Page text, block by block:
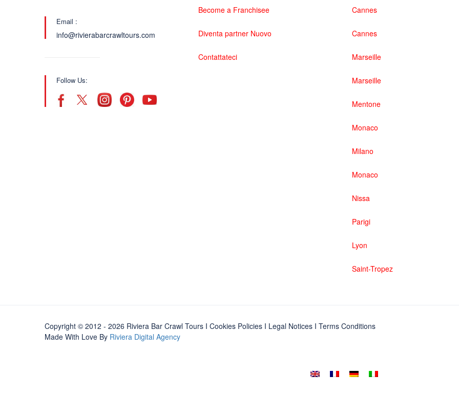
Email :
info@rivierabarcrawltours.com
Follow Us:
Become a Franchisee
Diventa partner Nuovo
Contattateci
Cannes
Cannes
Marseille
Marseille
Mentone
Monaco
Milano
Monaco
Nissa
Parigi
Lyon
Saint-Tropez
Copyright © 2012 - 2026 Riviera Bar Crawl Tours I Cookies Policies I Legal Notices I Terms Conditions
Made With Love By Riviera Digital Agency